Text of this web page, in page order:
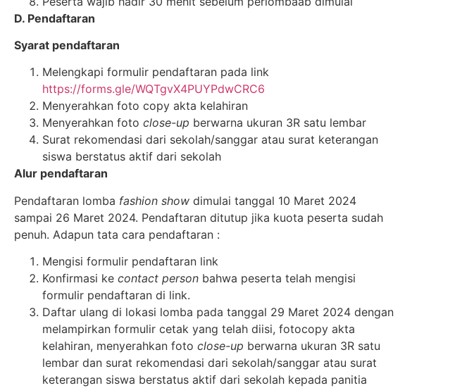
D. Pendaftaran
Syarat pendaftaran
Melengkapi formulir pendaftaran pada link
https://forms.gle/WQTgvX4PUYPdwCRC6
Menyerahkan foto copy akta kelahiran
Menyerahkan foto close-up berwarna ukuran 3R satu lembar
Surat rekomendasi dari sekolah/sanggar atau surat keterangan
siswa berstatus aktif dari sekolah
Alur pendaftaran
Pendaftaran lomba fashion show dimulai tanggal 10 Maret 2024
sampai 26 Maret 2024. Pendaftaran ditutup jika kuota peserta sudah
penuh. Adapun tata cara pendaftaran :
Mengisi formulir pendaftaran link
Konfirmasi ke contact person bahwa peserta telah mengisi
formulir pendaftaran di link.
Daftar ulang di lokasi lomba pada tanggal 29 Maret 2024 dengan
melampirkan formulir cetak yang telah diisi, fotocopy akta
kelahiran, menyerahkan foto close-up berwarna ukuran 3R satu
lembar dan surat rekomendasi dari sekolah/sanggar atau surat
keterangan siswa berstatus aktif dari sekolah kepada panitia